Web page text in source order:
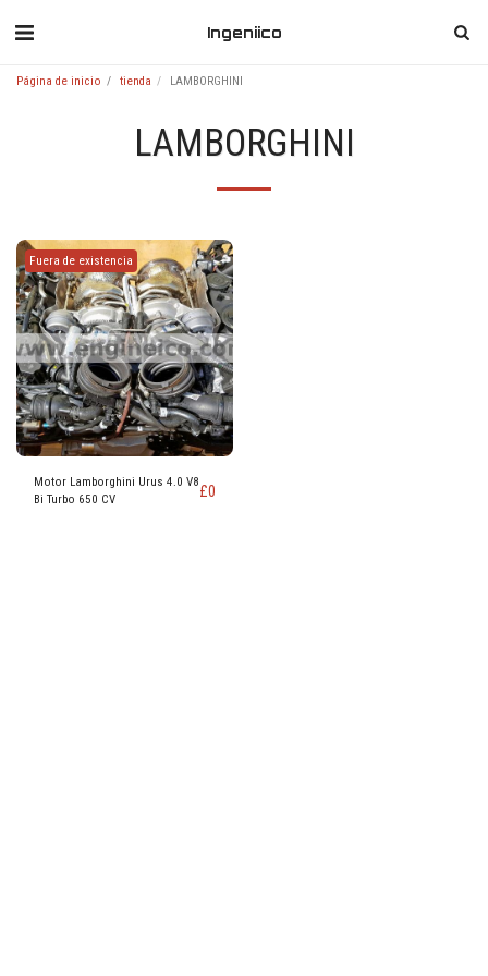
Ingeniico
Página de inicio tienda LAMBORGHINI
LAMBORGHINI
Fuera de existencia
Motor Lamborghini Urus 4.0 V8
Bi Turbo 650 CV
£0